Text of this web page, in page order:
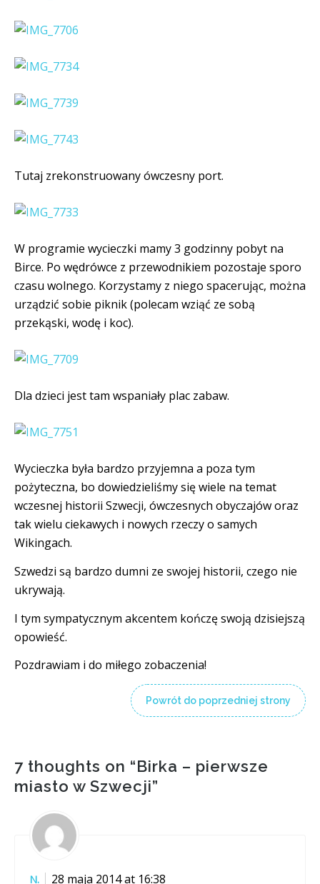
Tutaj zrekonstruowany ówczesny port.
W programie wycieczki mamy 3 godzinny pobyt na
Birce. Po wędrówce z przewodnikiem pozostaje sporo
czasu wolnego. Korzystamy z niego spacerując, można
urządzić sobie piknik (polecam wziąć ze sobą
przekąski, wodę i koc).
Dla dzieci jest tam wspaniały plac zabaw.
Wycieczka była bardzo przyjemna a poza tym
pożyteczna, bo dowiedzieliśmy się wiele na temat
wczesnej historii Szwecji, ówczesnych obyczajów oraz
tak wielu ciekawych i nowych rzeczy o samych
Wikingach.
Szwedzi są bardzo dumni ze swojej historii, czego nie
ukrywają.
I tym sympatycznym akcentem kończę swoją dzisiejszą
opowieść.
Pozdrawiam i do miłego zobaczenia!
Powrót do poprzedniej strony
7 thoughts on “Birka – pierwsze
miasto w Szwecji”
N. 28 maja 2014 at 16:38